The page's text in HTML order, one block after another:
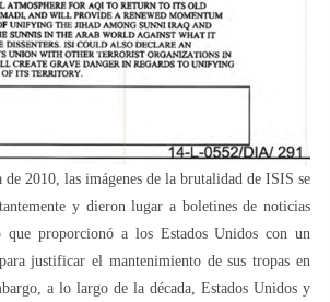
2010, las imágenes de la brutalidad de ISIS se
y dieron lugar a boletines de noticias
proporcionó a los Estados Unidos con un
justificar el mantenimiento de sus tropas en
a lo largo de la década, Estados Unidos y